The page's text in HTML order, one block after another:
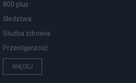
800 plus
Śledztwa
Służba zdrowia
Przestępczość
WIĘCEJ